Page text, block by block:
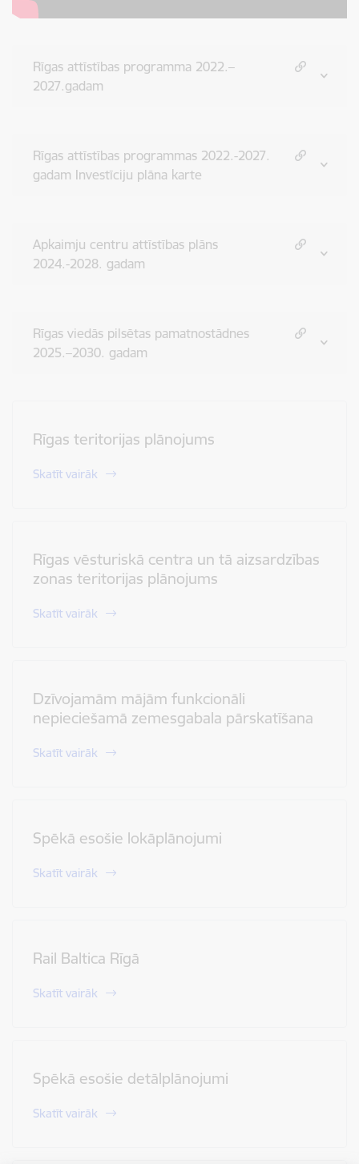
Rīgas attīstības programma 2022.–
2027.gadam
Rīgas attīstības programmas 2022.-2027.
gadam Investīciju plāna karte
Apkaimju centru attīstības plāns
2024.-2028. gadam
Rīgas viedās pilsētas pamatnostādnes
2025.–2030. gadam
Rīgas teritorijas plānojums
Skatīt vairāk
Rīgas vēsturiskā centra un tā aizsardzības
zonas teritorijas plānojums
Skatīt vairāk
Dzīvojamām mājām funkcionāli
nepieciešamā zemesgabala pārskatīšana
Skatīt vairāk
Spēkā esošie lokāplānojumi
Skatīt vairāk
Rail Baltica Rīgā
Skatīt vairāk
Spēkā esošie detālplānojumi
Skatīt vairāk